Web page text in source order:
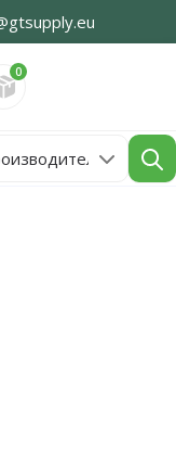
0